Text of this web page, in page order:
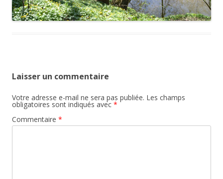
Laisser un commentaire
Votre adresse e-mail ne sera pas publiée. Les champs
obligatoires sont indiqués avec *
Commentaire *